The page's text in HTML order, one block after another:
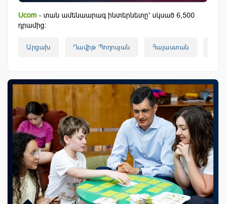
Ucom - տան ամենաարագ ինտերնետը՝ սկսած 6,500
դրամից:
Արցախ Դավիթ Պողոսյան Հայաստան